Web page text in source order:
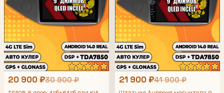
20 900 ₽30 900 ₽ 21 900 ₽41 900 ₽